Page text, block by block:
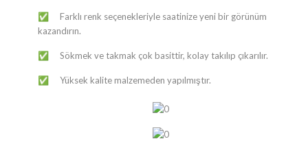
✅ Farklı renk seçenekleriyle saatinize yeni bir görünüm
kazandırın.
✅ Sökmek ve takmak çok basittir, kolay takılıp çıkarılır.
✅ Yüksek kalite malzemeden yapılmıştır.